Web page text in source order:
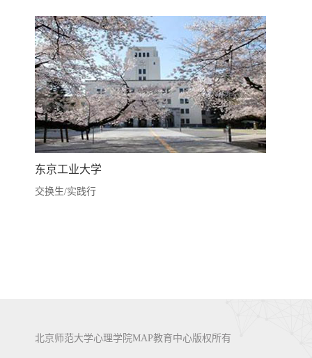
东京工业大学
交换生/实践行
北京师范大学心理学院MAP教育中心版权所有